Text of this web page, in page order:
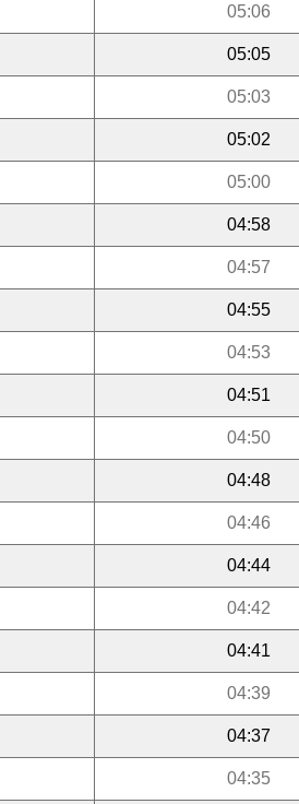
05:06
05:05
05:03
05:02
05:00
04:58
04:57
04:55
04:53
04:51
04:50
04:48
04:46
04:44
04:42
04:41
04:39
04:37
04:35